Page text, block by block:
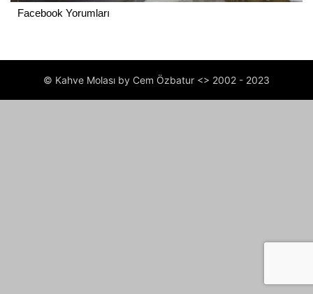
Facebook Yorumları
© Kahve Molası by Cem Özbatur <> 2002 - 2023